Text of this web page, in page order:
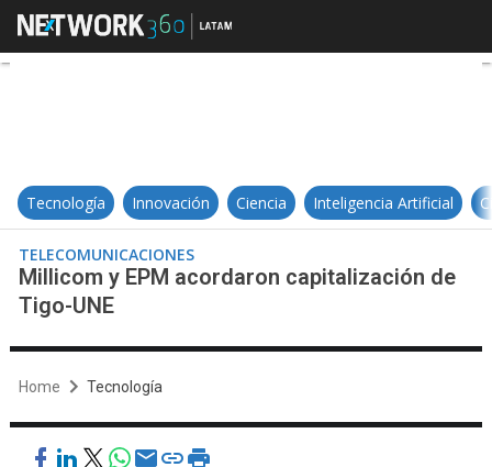
Millicom y EPM acordaron
Tecnología Innovación Ciencia Inteligencia Artificial
TELECOMUNICACIONES
Millicom y EPM acordaron capitalización de
Tigo-UNE
Home Tecnología